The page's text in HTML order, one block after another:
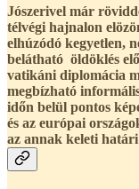
Jószerivel már
télvégi hajnalon
elhúzódó kegyetlen,
belátható öldöklés
vatikáni diplomácia
megbízható
időn belül pontos
és az európai
az annak keleti